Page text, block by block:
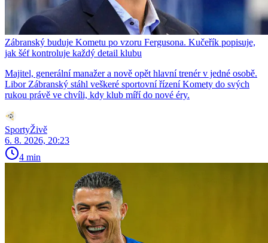
Zábranský buduje Kometu po vzoru Fergusona. Kučeřík popisuje,
jak šéf kontroluje každý detail klubu
Majitel, generální manažer a nově opět hlavní trenér v jedné osobě.
Libor Zábranský stáhl veškeré sportovní řízení Komety do svých
rukou právě ve chvíli, kdy klub míří do nové éry.
SportyŽivě
6. 8. 2026, 20:23
4 min